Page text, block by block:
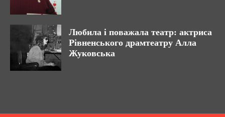
Любила і поважала театр: актриса
Рівненського драмтеатру Алла
Жуковська